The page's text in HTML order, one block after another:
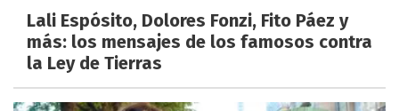
Lali Espósito, Dolores Fonzi, Fito Páez y
más: los mensajes de los famosos contra
la Ley de Tierras